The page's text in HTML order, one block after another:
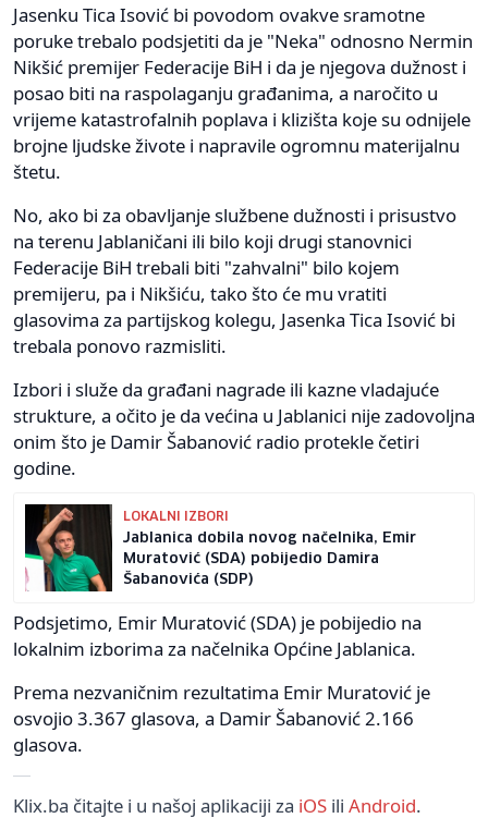
Jasenku Tica Isović bi povodom ovakve sramotne
poruke trebalo podsjetiti da je "Neka" odnosno Nermin
Nikšić premijer Federacije BiH i da je njegova dužnost i
posao biti na raspolaganju građanima, a naročito u
vrijeme katastrofalnih poplava i klizišta koje su odnijele
brojne ljudske živote i napravile ogromnu materijalnu
štetu.
No, ako bi za obavljanje službene dužnosti i prisustvo
na terenu Jablaničani ili bilo koji drugi stanovnici
Federacije BiH trebali biti "zahvalni" bilo kojem
premijeru, pa i Nikšiću, tako što će mu vratiti
glasovima za partijskog kolegu, Jasenka Tica Isović bi
trebala ponovo razmisliti.
Izbori i služe da građani nagrade ili kazne vladajuće
strukture, a očito je da većina u Jablanici nije zadovoljna
onim što je Damir Šabanović radio protekle četiri
godine.
LOKALNI IZBORI
Jablanica dobila novog načelnika, Emir
Muratović (SDA) pobijedio Damira
Šabanovića (SDP)
Podsjetimo, Emir Muratović (SDA) je pobijedio na
lokalnim izborima za načelnika Općine Jablanica.
Prema nezvaničnim rezultatima Emir Muratović je
osvojio 3.367 glasova, a Damir Šabanović 2.166
glasova.
Klix.ba čitajte i u našoj aplikaciji za iOS ili Android.